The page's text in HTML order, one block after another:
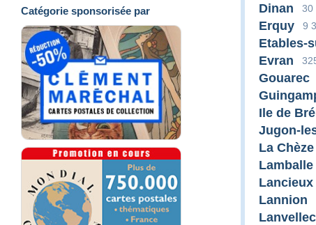
Catégorie sponsorisée par Dinan 30
Erquy 9
Etables-
Evran
Gouarec
Ile de
Jugon-
La Chèze
Lamballe
Lancieux
Lannion
Lanvellec